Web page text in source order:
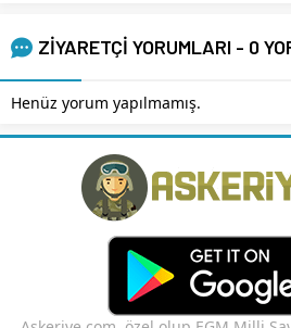
ZİYARETÇİ YORUMLARI - 0
Henüz yorum yapılmamış.